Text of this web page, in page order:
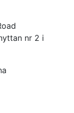
nr 2 i